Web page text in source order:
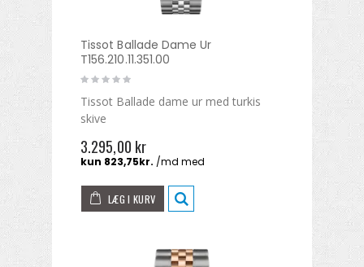
Tissot Ballade Dame Ur
T156.210.11.351.00
Tissot Ballade dame ur med turkis
skive
3.295,00 kr
LÆG I KURV